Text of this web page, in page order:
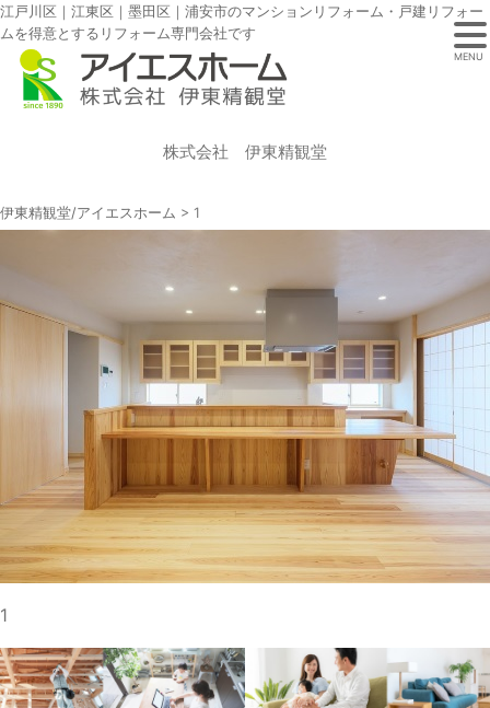
江戸川区｜江東区｜墨田区｜浦安市のマンションリフォーム・戸建リフォー
ムを得意とするリフォーム専門会社です
株式会社 伊東精観堂
伊東精観堂/アイエスホーム > 1
1
MENU